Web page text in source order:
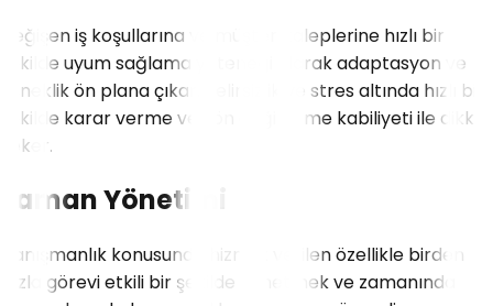
Değişen iş koşullarına ve müşteri taleplerine hızlı bir
şekilde uyum sağlama yeteneği olarak adaptasyon ve
esneklik ön plana çıkar. Belirsizlik ve stres altında hızlı bir
şekilde karar verme ve yön değiştirme kabiliyeti ile dikkat
çeker.
Zaman Yönetimi
Danışmanlık konusunda hizmet verilen özellikle birden
fazla görevi etkili bir şekilde yönetmek ve zamanında